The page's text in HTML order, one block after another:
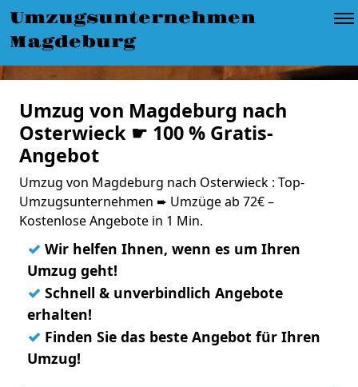
Umzugsunternehmen
Magdeburg
Umzug von Magdeburg nach
Osterwieck ☛ 100 % Gratis-
Angebot
Umzug von Magdeburg nach Osterwieck : Top-
Umzugsunternehmen ➨ Umzüge ab 72€ –
Kostenlose Angebote in 1 Min.
✓ Wir helfen Ihnen, wenn es um Ihren
Umzug geht!
✓ Schnell & unverbindlich Angebote
erhalten!
✓ Finden Sie das beste Angebot für Ihren
Umzug!